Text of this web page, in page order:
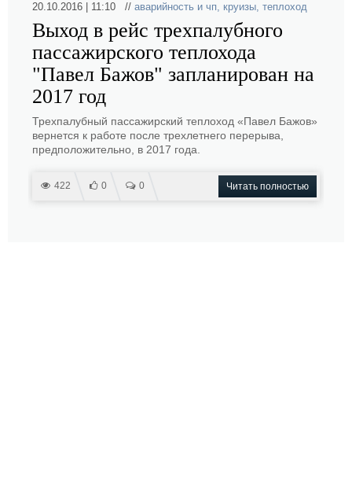
20.10.2016 | 11:10 // аварийность и чп, круизы, теплоход
Выход в рейс трехпалубного
пассажирского теплохода
"Павел Бажов" запланирован на
2017 год
Трехпалубный пассажирский теплоход «Павел Бажов»
вернется к работе после трехлетнего перерыва,
предположительно, в 2017 года.
422 0 0 Читать полностью